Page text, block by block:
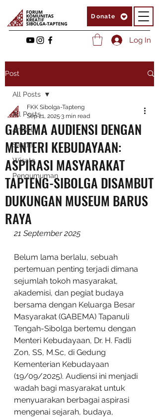
Donate
Log In
Post
All Posts
Artikel
Sastra
Wisata
Pengumuman
All Posts
GABEMA AUDIENSI DENGAN
MENTERI KEBUDAYAAN:
ASPIRASI MASYARAKAT
TAPTENG-SIBOLGA DISAMBUT
DUKUNGAN MUSEUM BARUS
RAYA
FKK Sibolga-Tapteng
Sep 21, 2025 3 min read
21 September 2025
Belum lama berlalu, sebuah
pertemuan penting terjadi dimana
sejumlah tokoh masyarakat,
akademisi, dan pegiat budaya
bersama dengan Keluarga Besar
Masyarakat (GABEMA) Tapanuli
Tengah-Sibolga bertemu dengan
Menteri Kebudayaan, Dr. H. Fadli
Zon, SS, M.Sc, di Gedung
Kementerian Kebudayaan
(19/09/2025). Audiensi ini menjadi
wadah bagi masyarakat untuk
menyuarakan berbagai aspirasi
mengenai sejarah, budaya,